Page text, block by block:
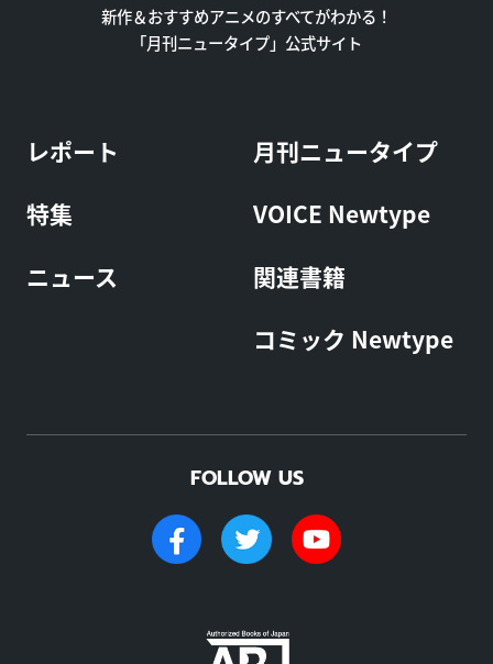
新作＆おすすめアニメのすべてがわかる！
「月刊ニュータイプ」公式サイト
レポート
特集
ニュース
月刊ニュータイプ
VOICE Newtype
関連書籍
コミック Newtype
FOLLOW US